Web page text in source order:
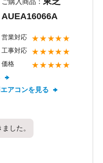
AUEA16066A
営業対応 ★★★★★
工事対応 ★★★★★
価格 ★★★★★
アコンを見る
した。